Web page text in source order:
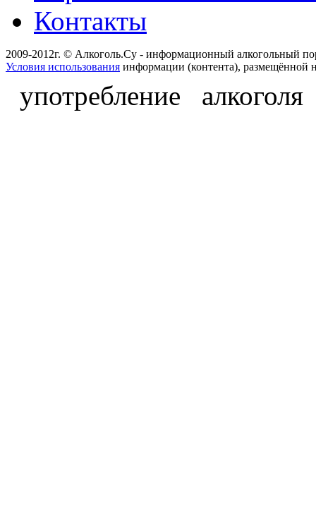
Контакты
2009-2012г. © Алкоголь.Су - информационный алкогольный
Условия использования информации (контента), размещённой
употребление